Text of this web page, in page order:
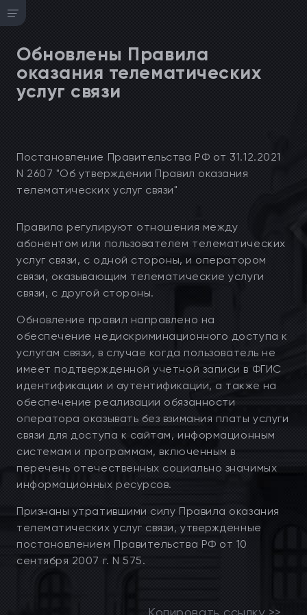
Обновлены Правила
оказания телематических
услуг связи
Постановление Правительства РФ от 31.12.2021
N 2607 "Об утверждении Правил оказания
телематических услуг связи"
Правила регулируют отношения между
абонентом или пользователем телематических
услуг связи, с одной стороны, и оператором
связи, оказывающим телематические услуги
связи, с другой стороны.
Обновление правил направлено на
обеспечение недискриминационного доступа к
услугам связи, в случае когда пользователь не
имеет подтвержденной учетной записи в ФГИС
идентификации и аутентификации, а также на
обеспечение реализации обязанности
оператора оказывать без взимания платы услуги
связи для доступа к сайтам, информационным
системам и программам, включенным в
перечень отечественных социально значимых
информационных ресурсов.
Признаны утратившими силу Правила оказания
телематических услуг связи, утвержденные
постановлением Правительства РФ от 10
сентября 2007 г. N 575.
Копировать ссылку >>